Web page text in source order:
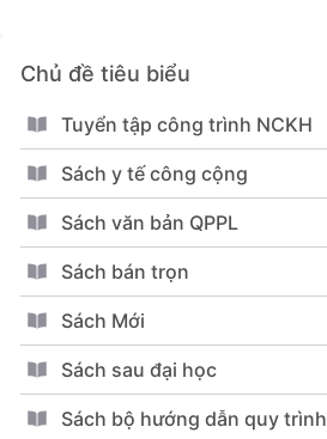
Chủ đề tiêu biểu
Tuyển tập công trình NCKH
Sách y tế công cộng
Sách văn bản QPPL
Sách bán trọn
Sách Mới
Sách sau đại học
Sách bộ hướng dẫn quy trình